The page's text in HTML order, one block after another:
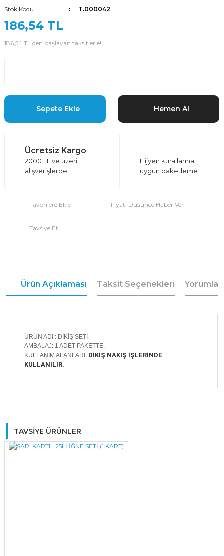
Stok Kodu
T.000042
186,54 TL
186,54 TL den başlayan taksitlerle!!
Sepete Ekle Hemen Al
Ücretsiz Kargo
2000 TL ve üzeri
alışverişlerde
Hijyen kurallarına
uygun paketleme
Fiyatı Düşünce Haber Ver
Tavsiye Et
Ürün Açıklaması Taksit Seçenekleri Yorumlar
ÜRÜN ADI : DİKİŞ SETİ
AMBALAJ: 1 ADET PAKETTE.
KULLANIM ALANLARI: DİKİŞ NAKIŞ İŞLERİNDE
KULLANILIR.
TAVSİYE ÜRÜNLER